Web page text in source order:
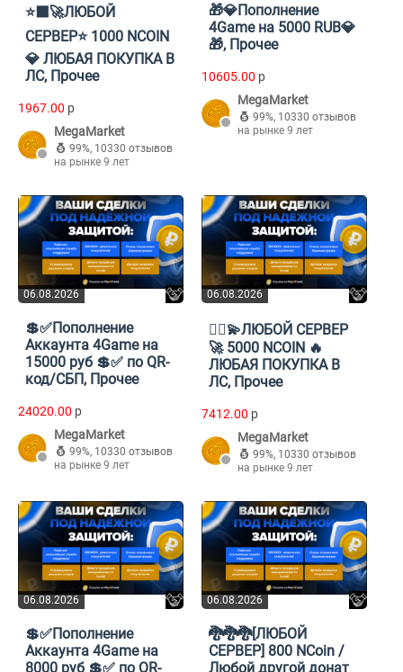
⭐‍⬛🚀ЛЮБОЙ
СЕРВЕР⭐ 1000 NCOIN
💎 ЛЮБАЯ ПОКУПКА В
ЛС, Прочее
1967.00 p
MegaMarket
99%, 10330 отзывов
на рынке 9 лет
🎁💎Пополнение
4Game на 5000 RUB💎
🎁, Прочее
10605.00 p
MegaMarket
99%, 10330 отзывов
на рынке 9 лет
06.08.2026
💲✅Пополнение
Аккаунта 4Game на
15000 руб 💲✅ по QR-
код/СБП, Прочее
24020.00 p
MegaMarket
99%, 10330 отзывов
на рынке 9 лет
06.08.2026
💎‍⬛💫ЛЮБОЙ СЕРВЕР
🚀 5000 NCOIN 🔥
ЛЮБАЯ ПОКУПКА В
ЛС, Прочее
7412.00 p
MegaMarket
99%, 10330 отзывов
на рынке 9 лет
06.08.2026
💲✅Пополнение
Аккаунта 4Game на
8000 руб 💲✅ по QR-
06.08.2026
🐉🐉🐉[ЛЮБОЙ
СЕРВЕР] 800 NCoin /
Любой другой донат